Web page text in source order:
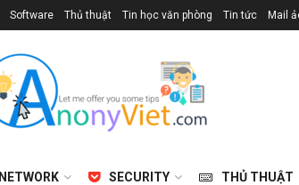
Software Thủ thuật Tin học văn phòng Tin tức Mail
NETWORK SECURITY THỦ THUẬT